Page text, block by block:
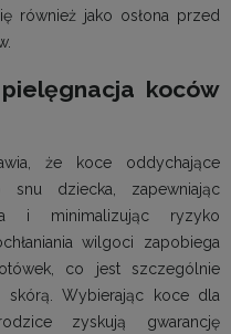
również jako osłona przed
koców
że koce oddychające
dziecka, zapewniając
i minimalizując ryzyko
wilgoci zapobiega
co jest szczególnie
Wybierając koce dla
zyskują gwarancję